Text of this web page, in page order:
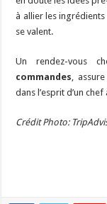
à allier les
se valent.
Un rendez-vous
commandes,
dans l’esprit d’un
Crédit Photo: